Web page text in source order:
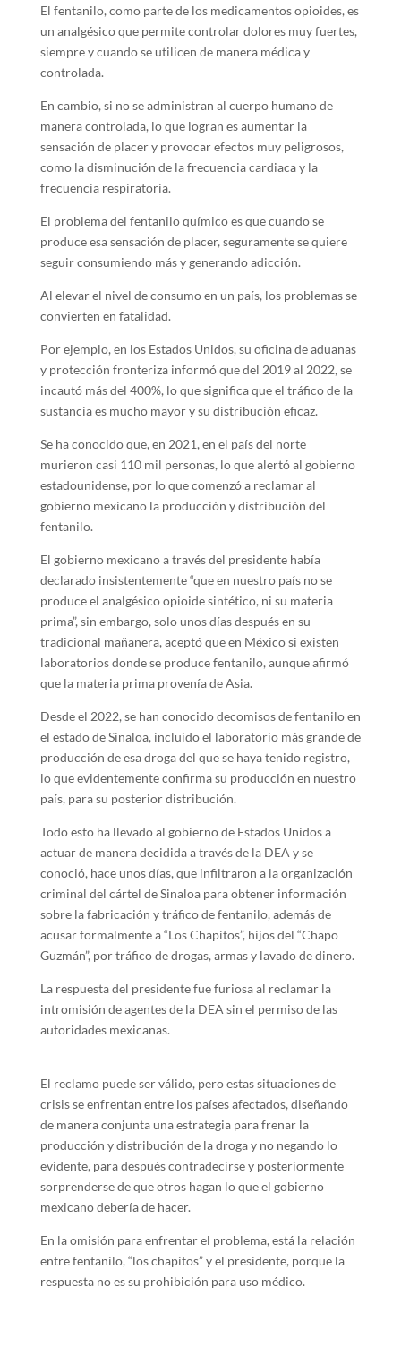
El fentanilo, como parte de los medicamentos opioides, es
un analgésico que permite controlar dolores muy fuertes,
siempre y cuando se utilicen de manera médica y
controlada.
En cambio, si no se administran al cuerpo humano de
manera controlada, lo que logran es aumentar la
sensación de placer y provocar efectos muy peligrosos,
como la disminución de la frecuencia cardiaca y la
frecuencia respiratoria.
El problema del fentanilo químico es que cuando se
produce esa sensación de placer, seguramente se quiere
seguir consumiendo más y generando adicción.
Al elevar el nivel de consumo en un país, los problemas se
convierten en fatalidad.
Por ejemplo, en los Estados Unidos, su oficina de aduanas
y protección fronteriza informó que del 2019 al 2022, se
incautó más del 400%, lo que significa que el tráfico de la
sustancia es mucho mayor y su distribución eficaz.
Se ha conocido que, en 2021, en el país del norte
murieron casi 110 mil personas, lo que alertó al gobierno
estadounidense, por lo que comenzó a reclamar al
gobierno mexicano la producción y distribución del
fentanilo.
El gobierno mexicano a través del presidente había
declarado insistentemente “que en nuestro país no se
produce el analgésico opioide sintético, ni su materia
prima”, sin embargo, solo unos días después en su
tradicional mañanera, aceptó que en México si existen
laboratorios donde se produce fentanilo, aunque afirmó
que la materia prima provenía de Asia.
Desde el 2022, se han conocido decomisos de fentanilo en
el estado de Sinaloa, incluido el laboratorio más grande de
producción de esa droga del que se haya tenido registro,
lo que evidentemente confirma su producción en nuestro
país, para su posterior distribución.
Todo esto ha llevado al gobierno de Estados Unidos a
actuar de manera decidida a través de la DEA y se
conoció, hace unos días, que infiltraron a la organización
criminal del cártel de Sinaloa para obtener información
sobre la fabricación y tráfico de fentanilo, además de
acusar formalmente a “Los Chapitos”, hijos del “Chapo
Guzmán”, por tráfico de drogas, armas y lavado de dinero.
La respuesta del presidente fue furiosa al reclamar la
intromisión de agentes de la DEA sin el permiso de las
autoridades mexicanas.
El reclamo puede ser válido, pero estas situaciones de
crisis se enfrentan entre los países afectados, diseñando
de manera conjunta una estrategia para frenar la
producción y distribución de la droga y no negando lo
evidente, para después contradecirse y posteriormente
sorprenderse de que otros hagan lo que el gobierno
mexicano debería de hacer.
En la omisión para enfrentar el problema, está la relación
entre fentanilo, “los chapitos” y el presidente, porque la
respuesta no es su prohibición para uso médico.